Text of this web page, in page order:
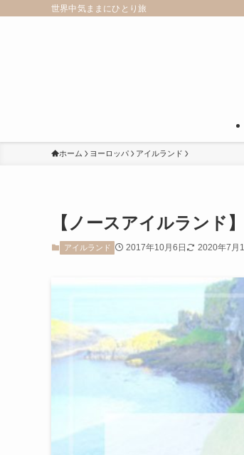
世界中気ままにひとり旅
ホーム ヨーロッパ アイルランド
【ノースアイルランド
アイルランド 2017年10月6日 2020年7月